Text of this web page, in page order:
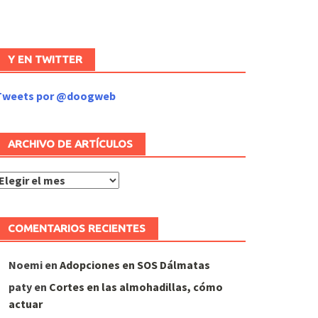
Y EN TWITTER
por @doogweb
ARCHIVO DE ARTÍCULOS
Archivo
COMENTARIOS RECIENTES
Noemien Adopciones en SOS Dálmatas
patyen Cortes en las almohadillas, cómo
actuar